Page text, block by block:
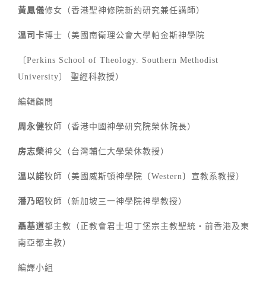
黃鳳儀修女（香港聖神修院新約研究兼任講師）
溫司卡博士（美國南衛理公會大學帕金斯神學院
〔Perkins School of Theology. Southern Methodist
University〕 聖經科教授）
編輯顧問
周永健牧師（香港中國神學研究院榮休院長）
房志榮神父（台灣輔仁大學榮休教授）
溫以諾牧師（美國威斯頓神學院〔Western〕宣教系教授）
潘乃昭牧師（新加坡三一神學院神學教授）
聶基道都主教（正教會君士坦丁堡宗主教聖統‧前香港及東
南亞都主教）
編譯小組